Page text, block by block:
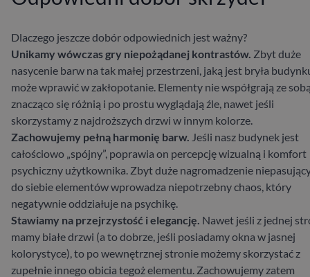
Dlaczego jeszcze dobór odpowiednich jest ważny?
Unikamy wówczas gry niepożądanej kontrastów. Zbyt duże
nasycenie barw na tak małej przestrzeni, jaką jest bryła
może wprawić w zakłopotanie. Elementy nie współgrają ze
znacząco się różnią i po prostu wyglądają źle, nawet jeśli
skorzystamy z najdroższych drzwi w innym kolorze.
Zachowujemy pełną harmonię barw. Jeśli nasz budynek jest
całościowo „spójny”, poprawia on percepcję wizualną i komfort
psychiczny użytkownika. Zbyt duże nagromadzenie
do siebie elementów wprowadza niepotrzebny chaos, który
negatywnie oddziałuje na psychikę.
Stawiamy na przejrzystość i elegancję. Nawet jeśli z jednej
mamy białe drzwi (a to dobrze, jeśli posiadamy okna w jasnej
kolorystyce), to po wewnętrznej stronie możemy skorzystać z
zupełnie innego obicia tegoż elementu. Zachowujemy zatem